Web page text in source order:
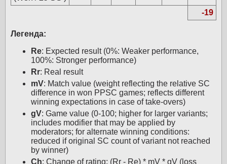
-19
Легенда:
Re: Expected result (0%: Weaker performance,
100%: Stronger performance)
Rr: Real result
mV: Match value (weight reflecting the relative SC
difference in won PPSC games; reflects different
winning expectations in case of take-overs)
gV: Game value (0-100; higher for larger variants;
includes modifier that may be applied by
moderators; for alternate winning conditions:
reduced if original SC count of variant not reached
by winner)
Ch: Change of rating: (Rr - Re) * mV * gV (loss